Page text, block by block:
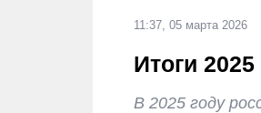
11:37, 05 марта 2026
Итоги
В 2025 году